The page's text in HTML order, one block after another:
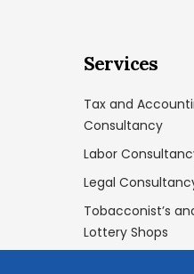
Services
Tax and
Consultancy
Labor
Legal
Tobacconist’s
Lottery Shops